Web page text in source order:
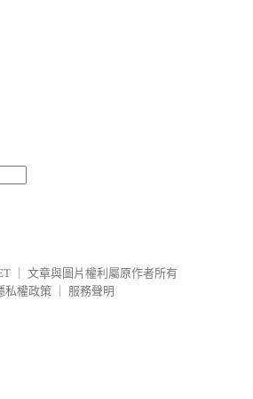
文章與圖片權利屬原作者所有
私權政策
服務聲明